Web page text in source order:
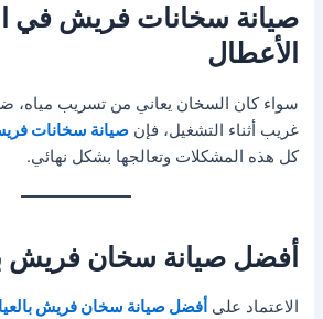
صيانة سخانات فريش في
الأعطال
سواء كان السخان يعاني من تسريب
غريب أثناء التشغيل، فإنصيانة سخانات
كل هذه المشكلات وتعالجها بشكل نهائي.
أفضل صيانة سخان فريش
الاعتماد على أفضل صيانة سخان فريش